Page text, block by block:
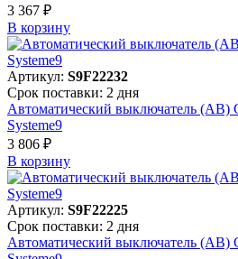
3 367 ₽
В корзинy
Артикул: S9F22232
Срок поставки: 2 дня
Автоматический выключатель (АВ)
Systeme9
3 806 ₽
В корзинy
Артикул: S9F22225
Срок поставки: 2 дня
Автоматический выключатель (АВ)